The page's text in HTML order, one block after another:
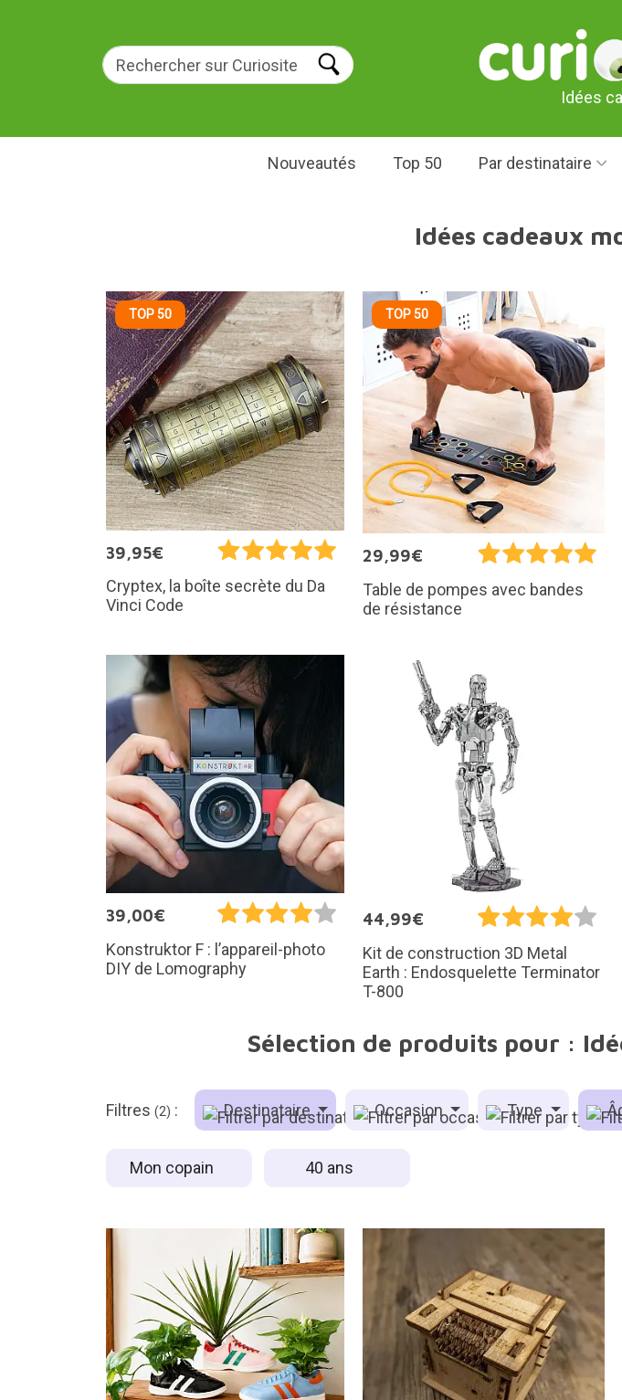
Idées
Nouveautés Top 50 Par destinataire
Idées cadeaux
TOP 50
39,95€
Cryptex, la boîte secrète du Da
Vinci Code
TOP 50
29,99€
Table de pompes avec bandes
de résistance
39,00€
Konstruktor F : l’appareil-photo
DIY de Lomography
44,99€
Kit de construction 3D Metal
Earth : Endosquelette Terminator
T-800
Sélection de produits pour :
Filtres (2) : Destinataire Occasion Type
Mon copain 40 ans